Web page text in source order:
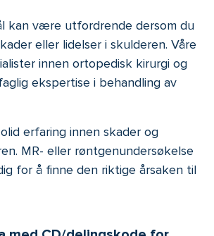
kan være utfordrende dersom du
eller lidelser i skulderen. Våre
innen ortopedisk kirurgi og
ekspertise i behandling av
erfaring innen skader og
MR- eller røntgenundersøkelse
for å finne den riktige årsaken til